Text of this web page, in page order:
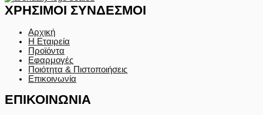
ΧΡΗΣΙΜΟΙ ΣΥΝΔΕΣΜΟΙ
Αρχική
Η Εταιρεία
Προϊόντα
Εφαρμογές
Ποιότητα & Πιστοποιήσεις
Επικοινωνία
ΕΠΙΚΟΙΝΩΝΙΑ